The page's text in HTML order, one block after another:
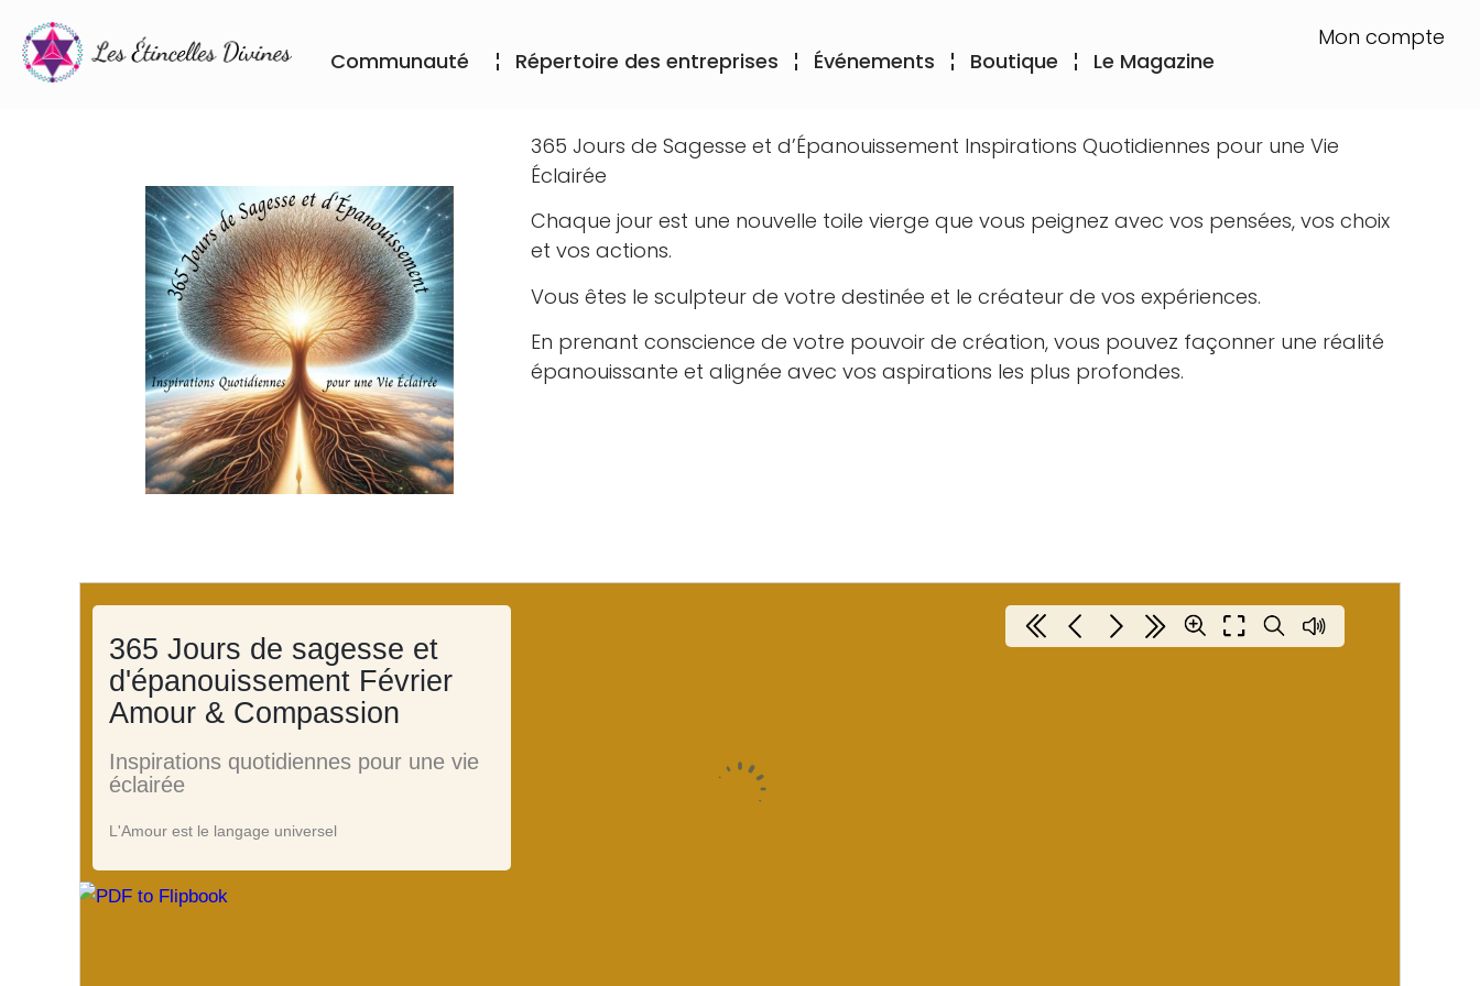
Mon compte
Communauté
Répertoire des entreprises Événements Boutique Le Magazine
365 Jours de Sagesse et d’Épanouissement Inspirations Quotidiennes pour une Vie
Éclairée
Chaque jour est une nouvelle toile vierge que vous peignez avec vos pensées, vos choix
et vos actions.
Vous êtes le sculpteur de votre destinée et le créateur de vos expériences.
En prenant conscience de votre pouvoir de création, vous pouvez façonner une réalité
épanouissante et alignée avec vos aspirations les plus profondes.